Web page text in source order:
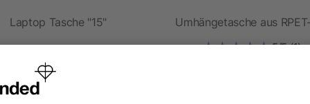
Laptop Tasche "15"
ab 3,20 €
Umhängetasche aus
5/5 (1)